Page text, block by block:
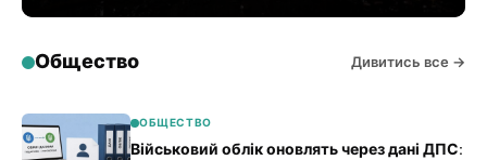
Общество Дивитись все →
ОБЩЕСТВО
Військовий облік оновлять через дані ДПС: